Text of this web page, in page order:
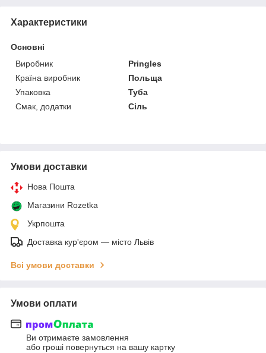
Характеристики
Основні
Виробник
Pringles
Країна виробник
Польща
Упаковка
Туба
Смак, додатки
Сіль
Умови доставки
Нова Пошта
Магазини Rozetka
Укрпошта
Доставка кур'єром — місто Львів
Всі умови доставки
Умови оплати
Ви отримаєте замовлення
або гроші повернуться на вашу картку